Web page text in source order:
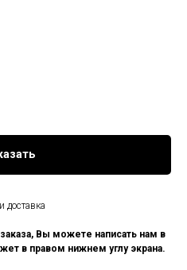
доставка
Вы можете написать нам в
в правом нижнем углу экрана.